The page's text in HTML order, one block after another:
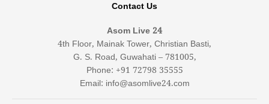
Contact Us
Asom Live 24
4th Floor, Mainak Tower, Christian Basti,
G. S. Road, Guwahati – 781005,
Phone: +91 72798 35555
Email: info@asomlive24.com